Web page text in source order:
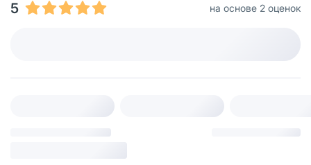
5
на основе 2 оценок